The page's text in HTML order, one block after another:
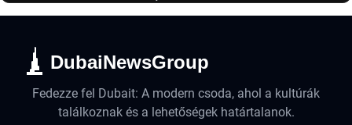
DubaiNewsGroup
Fedezze fel Dubait: A modern csoda, ahol a kultúrák
találkoznak és a lehetőségek határtalanok.